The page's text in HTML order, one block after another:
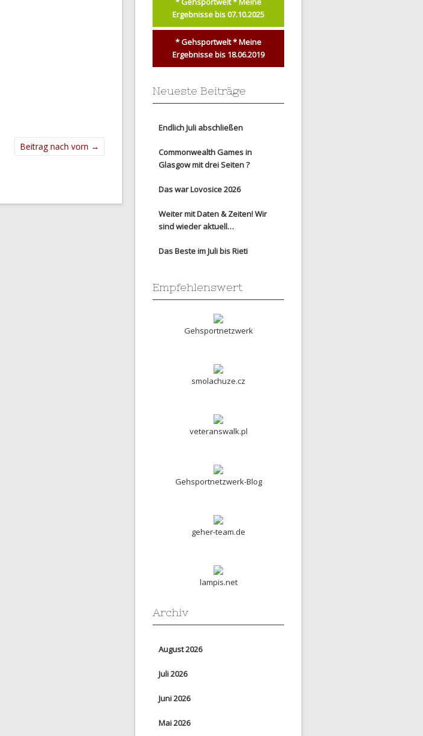
Beitrag nach vorn →
Ergebnisse bis 07.10.2025
* Gehsportwelt * Meine
Ergebnisse bis 18.06.2019
Neueste Beiträge
Endlich Juli abschließen
Commonwealth Games in
Glasgow mit drei Seiten ?
Das war Lovosice 2026
Weiter mit Daten & Zeiten! Wir
sind wieder aktuell…
Das Beste im Juli bis Rieti
Empfehlenswert
Gehsportnetzwerk
smolachuze.cz
veteranswalk.pl
Gehsportnetzwerk-Blog
geher-team.de
lampis.net
Archiv
August 2026
Juli 2026
Juni 2026
Mai 2026